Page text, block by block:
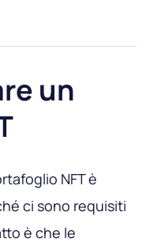
un
NFT è
ci sono requisiti
è che le